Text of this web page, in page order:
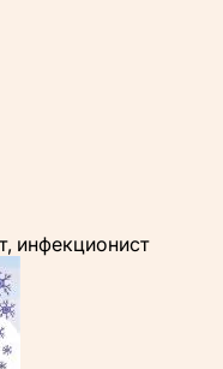
инфекционист